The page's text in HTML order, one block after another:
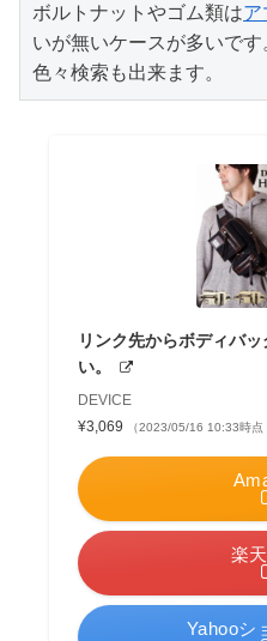
ボルトナットやゴム類はア
いが無いケースが多いで
色々検索も出来ます。
リンク先からボディバ
い。
DEVICE
¥3,069
（2023/05/16 10:33時点
楽
Yahooシ